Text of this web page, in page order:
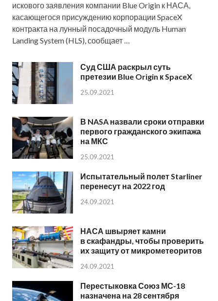
искового заявления компании Blue Origin к НАСА,
касающегося присуждению корпорации SpaceX
контракта на лунный посадочный модуль Human
Landing System (HLS), сообщает …
Суд США раскрыл суть
претезии Blue Origin к SpaceX
25.09.2021
В NASA назвали сроки отправки
первого гражданского экипажа
на МКС
25.09.2021
Испытательный полет Starliner
перенесут на 2022 год
24.09.2021
НАСА швыряет камни
в скафандры, чтобы проверить
их защиту от микрометеоритов
24.09.2021
Перестыковка Союз МС-18
назначена на 28 сентября